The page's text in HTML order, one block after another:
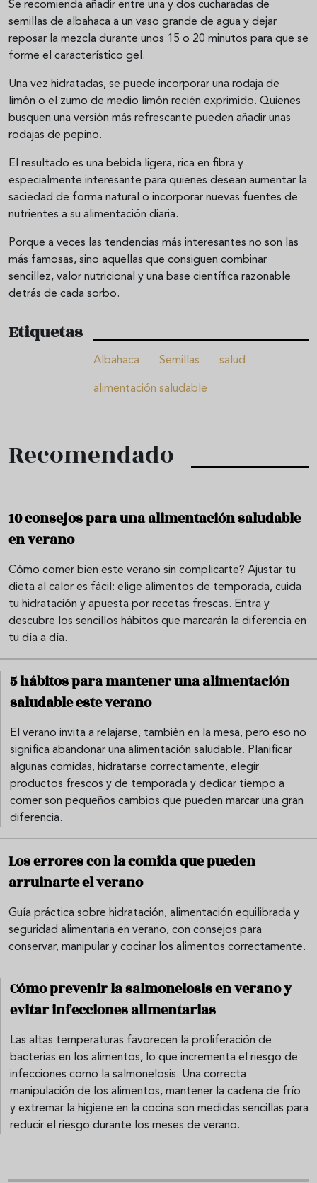
Se recomienda añadir entre una y dos cucharadas de
semillas de albahaca a un vaso grande de agua y dejar
reposar la mezcla durante unos 15 o 20 minutos para que se
forme el característico gel.
Una vez hidratadas, se puede incorporar una rodaja de
limón o el zumo de medio limón recién exprimido. Quienes
busquen una versión más refrescante pueden añadir unas
rodajas de pepino.
El resultado es una bebida ligera, rica en fibra y
especialmente interesante para quienes desean aumentar la
saciedad de forma natural o incorporar nuevas fuentes de
nutrientes a su alimentación diaria.
Porque a veces las tendencias más interesantes no son las
más famosas, sino aquellas que consiguen combinar
sencillez, valor nutricional y una base científica razonable
detrás de cada sorbo.
Etiquetas
Albahaca Semillas salud
alimentación saludable
Recomendado
10 consejos para una alimentación saludable
en verano
Cómo comer bien este verano sin complicarte? Ajustar tu
dieta al calor es fácil: elige alimentos de temporada, cuida
tu hidratación y apuesta por recetas frescas. Entra y
descubre los sencillos hábitos que marcarán la diferencia en
tu día a día.
5 hábitos para mantener una alimentación
saludable este verano
El verano invita a relajarse, también en la mesa, pero eso no
significa abandonar una alimentación saludable. Planificar
algunas comidas, hidratarse correctamente, elegir
productos frescos y de temporada y dedicar tiempo a
comer son pequeños cambios que pueden marcar una gran
diferencia.
Los errores con la comida que pueden
arruinarte el verano
Guía práctica sobre hidratación, alimentación equilibrada y
seguridad alimentaria en verano, con consejos para
conservar, manipular y cocinar los alimentos correctamente.
Cómo prevenir la salmonelosis en verano y
evitar infecciones alimentarias
Las altas temperaturas favorecen la proliferación de
bacterias en los alimentos, lo que incrementa el riesgo de
infecciones como la salmonelosis. Una correcta
manipulación de los alimentos, mantener la cadena de frío
y extremar la higiene en la cocina son medidas sencillas para
reducir el riesgo durante los meses de verano.